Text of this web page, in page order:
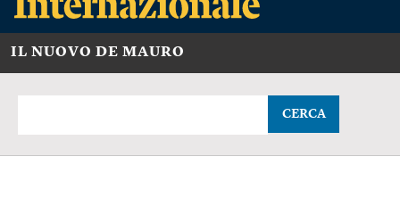
IL NUOVO DE MAURO
CERCA